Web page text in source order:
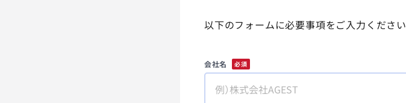
以下のフォームに必要事項をご入力ください
会社名